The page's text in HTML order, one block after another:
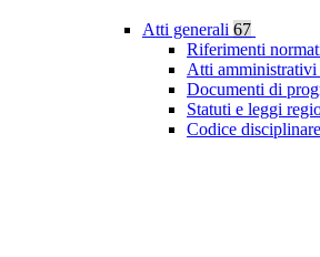
Atti generali 67
Riferimenti
Atti amministrativi
Documenti di
Statuti e leggi
Codice